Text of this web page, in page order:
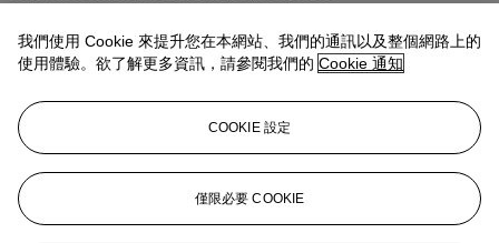
細節
CLIP SAPHIRS ET DIAMANTS, PAR JAR
motifs trilobés sertis de diamants ronds, retenant au centre un saphir
taille ovale serti à griffes rehaussées de diamants sur le devant et le
revers, monture en or et argent,1999, dans son écrin d'origine griffé
JAR
Porte le poinçon de la Maison JAR
注意事項
我們使用 Cookie 來提升您在本網站、我們的通訊以及整個網路上的
使用體驗。欲了解更多資訊，請參閱我們的 Cookie 通知
COOKIE 設定
僅限必要 COOKIE